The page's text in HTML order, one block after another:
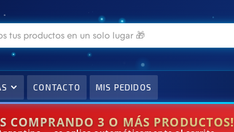
CONTACTO MIS PEDIDOS
COMPRANDO 3 O MÁS PRODUCTOS!